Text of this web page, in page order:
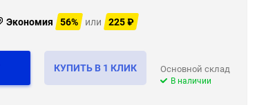
Экономия 56% или 225₽
КУПИТЬ В 1 КЛИК Основной склад
В наличии